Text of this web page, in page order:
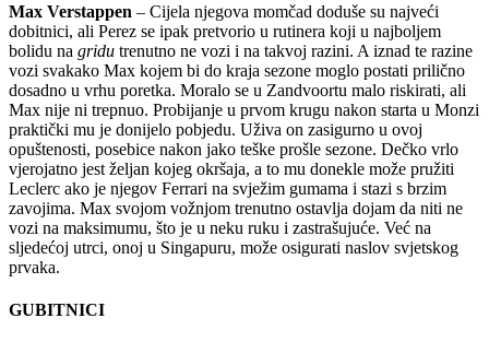
Max Verstappen – Cijela njegova momčad doduše su najveći
dobitnici, ali Perez se ipak pretvorio u rutinera koji u najboljem
bolidu na gridu trenutno ne vozi i na takvoj razini. A iznad te razine
vozi svakako Max kojem bi do kraja sezone moglo postati prilično
dosadno u vrhu poretka. Moralo se u Zandvoortu malo riskirati, ali
Max nije ni trepnuo. Probijanje u prvom krugu nakon starta u Monzi
praktički mu je donijelo pobjedu. Uživa on zasigurno u ovoj
opuštenosti, posebice nakon jako teške prošle sezone. Dečko vrlo
vjerojatno jest željan kojeg okršaja, a to mu donekle može pružiti
Leclerc ako je njegov Ferrari na svježim gumama i stazi s brzim
zavojima. Max svojom vožnjom trenutno ostavlja dojam da niti ne
vozi na maksimumu, što je u neku ruku i zastrašujuće. Već na
sljedećoj utrci, onoj u Singapuru, može osigurati naslov svjetskog
prvaka.
GUBITNICI